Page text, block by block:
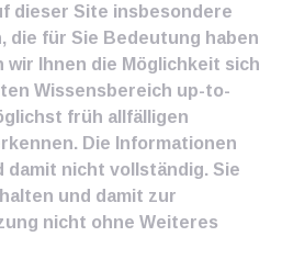
dieser Site insbesondere
die für Sie Bedeutung haben
wir Ihnen die Möglichkeit sich
Wissensbereich up-to-
früh allfälligen
Die Informationen
damit nicht vollständig. Sie
und damit zur
nicht ohne Weiteres